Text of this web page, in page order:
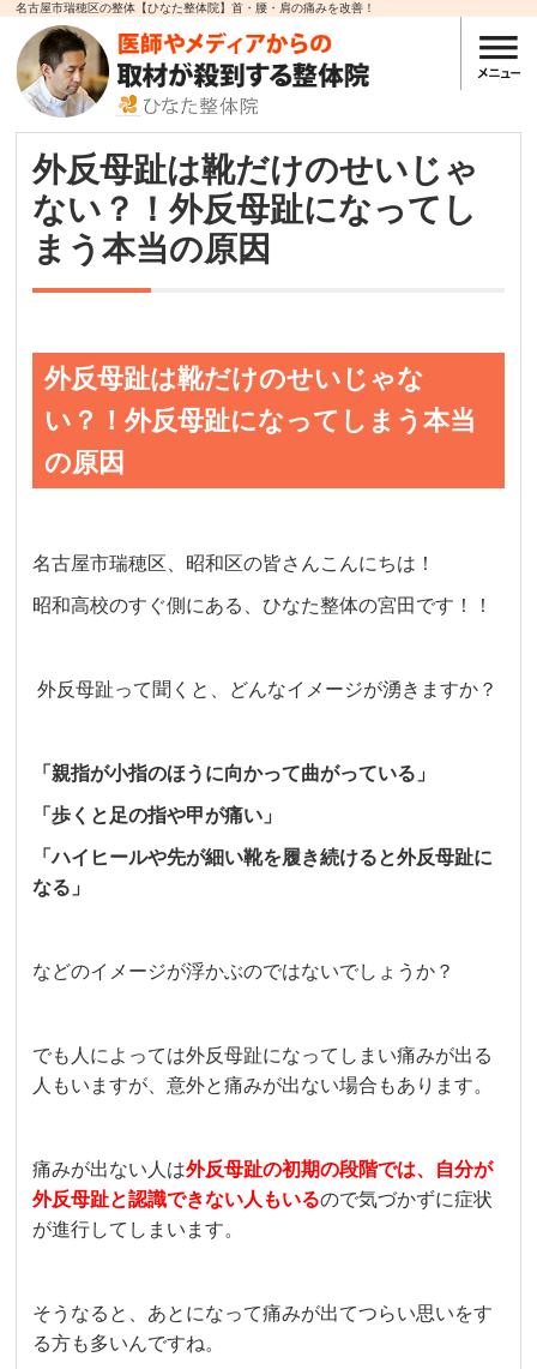
名古屋市瑞穂区の整体【ひなた整体院】首・腰・肩の痛みを改善！
外反母趾は靴だけのせいじゃ
ない？！外反母趾になってし
まう本当の原因
外反母趾は靴だけのせいじゃな
い？！外反母趾になってしまう本当
の原因
名古屋市瑞穂区、昭和区の皆さんこんにちは！
昭和高校のすぐ側にある、ひなた整体の宮田です！！
外反母趾って聞くと、どんなイメージが湧きますか？
「親指が小指のほうに向かって曲がっている」
「歩くと足の指や甲が痛い」
「ハイヒールや先が細い靴を履き続けると外反母趾に
なる」
などのイメージが浮かぶのではないでしょうか？
でも人によっては外反母趾になってしまい痛みが出る
人もいますが、意外と痛みが出ない場合もあります。
痛みが出ない人は外反母趾の初期の段階では、自分が
外反母趾と認識できない人もいるので気づかずに症状
が進行してしまいます。
そうなると、あとになって痛みが出てつらい思いをす
る方も多いんですね。